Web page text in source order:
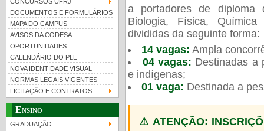
DOCUMENTOS E FORMULÁRIOS
MAPA DO CAMPUS
AVISOS DA CODESA
OPORTUNIDADES
CALENDÁRIO DO PLE
NOVA IDENTIDADE VISUAL
NORMAS LEGAIS VIGENTES
LICITAÇÃO E CONTRATOS
Ensino
GRADUAÇÃO
a portadores de diploma
Biologia, Física,
divididas da seguinte forma:
14 vagas: Ampla
04 vagas: Destinadas a
e indígenas;
01 vaga: Destinada a
⚠️ ATENÇÃO:
Guia de boas práticas
UFRJ 100 anos